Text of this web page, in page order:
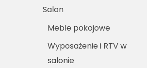
Salon
Meble pokojowe
Wyposażenie i RTV w
salonie